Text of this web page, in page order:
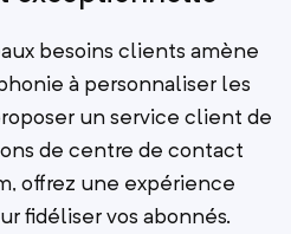
besoins clients amène
à personnaliser les
un service client de
de centre de contact
offrez une expérience
fidéliser vos abonnés.